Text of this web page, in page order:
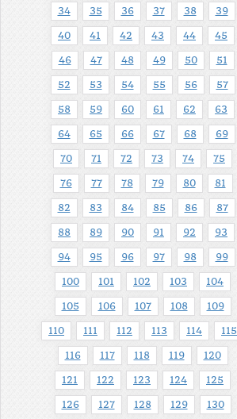
34 35 36 37 38 39
40 41 42 43 44 45
46 47 48 49 50 51
52 53 54 55 56 57
58 59 60 61 62 63
64 65 66 67 68 69
70 71 72 73 74 75
76 77 78 79 80 81
82 83 84 85 86 87
88 89 90 91 92 93
94 95 96 97 98 99
100 101 102 103 104
105 106 107 108 109
110 111 112 113 114 115
116 117 118 119 120
121 122 123 124 125
126 127 128 129 130